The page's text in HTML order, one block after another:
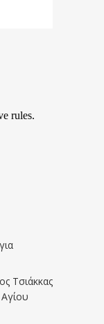
Τσιάκκας